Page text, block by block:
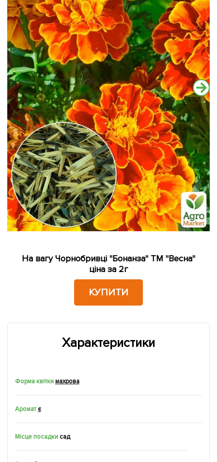
На вагу Чорнобривці "Бонанза" ТМ "Весна"
ціна за 2г
КУПИТИ
Характеристики
Форма квіткимахрова
Аромат є
Місце посадки сад